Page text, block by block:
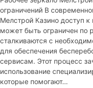
ограничений В
Мелстрой Казино доступ
может быть ограничен по
сталкиваются с
для обеспечения
сервисам. Этот процесс
использование
которые помогают…